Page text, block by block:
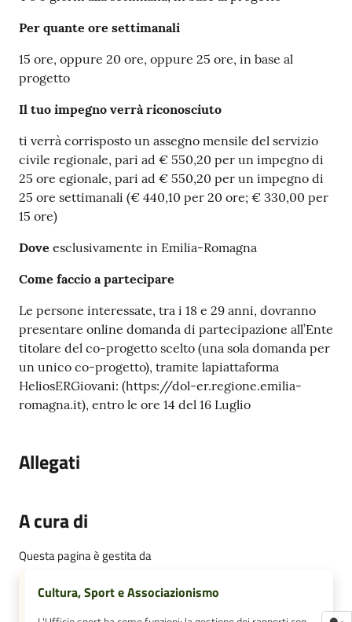
Per quante ore settimanali
15 ore, oppure 20 ore, oppure 25 ore, in base al
progetto
Il tuo impegno verrà riconosciuto
ti verrà corrisposto un assegno mensile del servizio
civile regionale, pari ad € 550,20 per un impegno di
25 ore egionale, pari ad € 550,20 per un impegno di
25 ore settimanali (€ 440,10 per 20 ore; € 330,00 per
15 ore)
Dove esclusivamente in Emilia-Romagna
Come faccio a partecipare
Le persone interessate, tra i 18 e 29 anni, dovranno
presentare online domanda di partecipazione all’Ente
titolare del co-progetto scelto (una sola domanda per
un unico co-progetto), tramite lapiattaforma
HeliosERGiovani: (https://dol-er.regione.emilia-
romagna.it), entro le ore 14 del 16 Luglio
Allegati
A cura di
Questa pagina è gestita da
Cultura, Sport e Associazionismo